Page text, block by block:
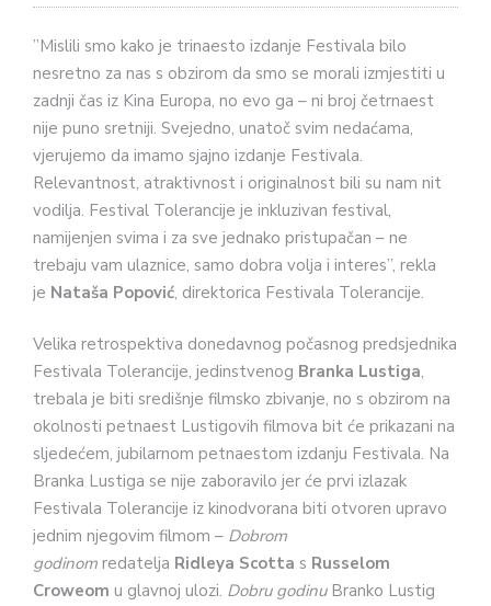
”Mislili smo kako je trinaesto izdanje Festivala bilo
nesretno za nas s obzirom da smo se morali izmjestiti u
zadnji čas iz Kina Europa, no evo ga – ni broj četrnaest
nije puno sretniji. Svejedno, unatoč svim nedaćama,
vjerujemo da imamo sjajno izdanje Festivala.
Relevantnost, atraktivnost i originalnost bili su nam nit
vodilja. Festival Tolerancije je inkluzivan festival,
namijenjen svima i za sve jednako pristupačan – ne
trebaju vam ulaznice, samo dobra volja i interes”, rekla
je Nataša Popović, direktorica Festivala Tolerancije.
Velika retrospektiva donedavnog počasnog predsjednika
Festivala Tolerancije, jedinstvenog Branka Lustiga,
trebala je biti središnje filmsko zbivanje, no s obzirom na
okolnosti petnaest Lustigovih filmova bit će prikazani na
sljedećem, jubilarnom petnaestom izdanju Festivala. Na
Branka Lustiga se nije zaboravilo jer će prvi izlazak
Festivala Tolerancije iz kinodvorana biti otvoren upravo
jednim njegovim filmom – Dobrom
godinom redatelja Ridleya Scotta s Russelom
Croweom u glavnoj ulozi. Dobru godinuBranko Lustig